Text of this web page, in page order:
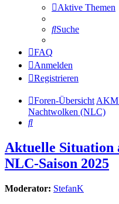
Aktive Themen
Suche
FAQ
Anmelden
Registrieren
Foren-Übersicht AKM
Nachtwolken (NLC)
Suche
Aktuelle Situation
NLC-Saison 2025
Moderator: StefanK